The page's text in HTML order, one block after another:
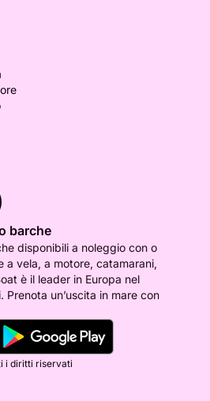
barche
disponibili a noleggio con o
a vela, a motore, catamarani,
è il leader in Europa nel
Prenota un’uscita in mare con
i diritti riservati